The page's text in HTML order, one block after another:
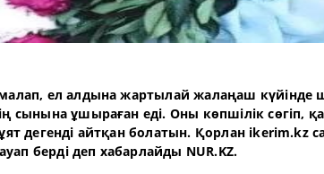
ел алдына жартылай жалаңаш күйінде
сынына ұшыраған еді. Оны көпшілік сөгіп,
дегенді айтқан болатын. Қорлан ikerim.kz
берді деп хабарлайды NUR.KZ.